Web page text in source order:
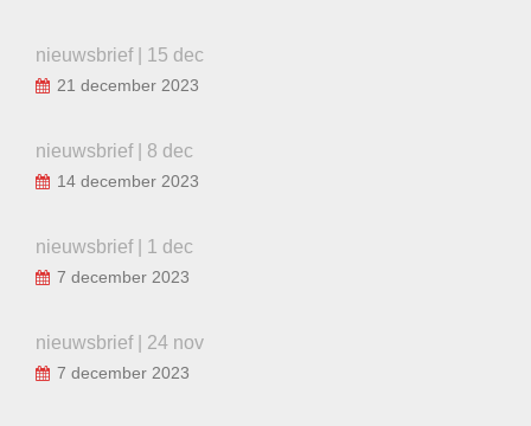
nieuwsbrief | 15 dec
21 december 2023
nieuwsbrief | 8 dec
14 december 2023
nieuwsbrief | 1 dec
7 december 2023
nieuwsbrief | 24 nov
7 december 2023